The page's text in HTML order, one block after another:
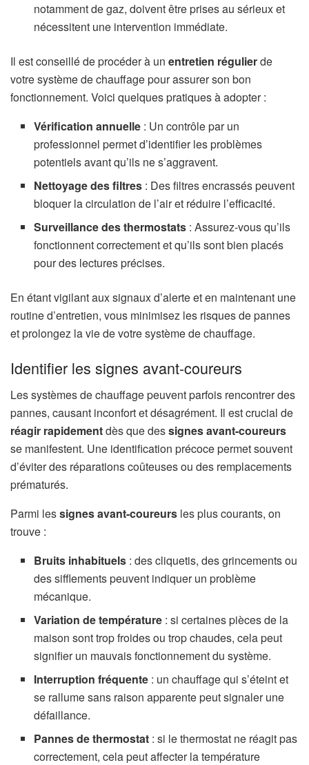
notamment de gaz, doivent être prises au sérieux et
nécessitent une intervention immédiate.
Il est conseillé de procéder à un entretien régulierde
votre système de chauffage pour assurer son bon
fonctionnement. Voici quelques pratiques à adopter :
Vérification annuelle : Un contrôle par un
professionnel permet d’identifier les problèmes
potentiels avant qu’ils ne s’aggravent.
Nettoyage des filtres : Des filtres encrassés peuvent
bloquer la circulation de l’air et réduire l’efficacité.
Surveillance des thermostats : Assurez-vous qu’ils
fonctionnent correctement et qu’ils sont bien placés
pour des lectures précises.
En étant vigilant aux signaux d’alerte et en maintenant une
routine d’entretien, vous minimisez les risques de pannes
et prolongez la vie de votre système de chauffage.
Identifier les signes avant-coureurs
Les systèmes de chauffage peuvent parfois rencontrer des
pannes, causant inconfort et désagrément. Il est crucial de
réagir rapidementdès que dessignes avant-coureurs
se manifestent. Une identification précoce permet souvent
d’éviter des réparations coûteuses ou des remplacements
prématurés.
Parmi lessignes avant-coureurs les plus courants, on
trouve :
Bruits inhabituels : des cliquetis, des grincements ou
des sifflements peuvent indiquer un problème
mécanique.
Variation de température : si certaines pièces de la
maison sont trop froides ou trop chaudes, cela peut
signifier un mauvais fonctionnement du système.
Interruption fréquente : un chauffage qui s’éteint et
se rallume sans raison apparente peut signaler une
défaillance.
Pannes de thermostat : si le thermostat ne réagit pas
correctement, cela peut affecter la température